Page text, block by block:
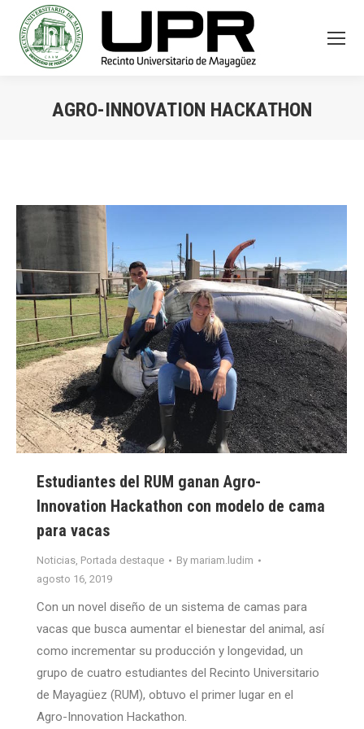
AGRO-INNOVATION HACKATHON
Estudiantes del RUM ganan Agro-
Innovation Hackathon con modelo de cama
para vacas
Noticias, Portada destaque By mariam.ludim
agosto 16, 2019
Con un novel diseño de un sistema de camas para
vacas que busca aumentar el bienestar del animal, así
como incrementar su producción y longevidad, un
grupo de cuatro estudiantes del Recinto Universitario
de Mayagüez (RUM), obtuvo el primer lugar en el
Agro-Innovation Hackathon.